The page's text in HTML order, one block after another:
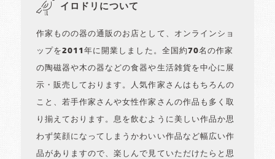
イロドリについて
作家ものの器の通販のお店として、オンラインショ
ップを2011年に開業しました。全国約70名の作家
の陶磁器や木の器などの食器や生活雑貨を中心に展
示・販売しております。人気作家さんはもちろんの
こと、若手作家さんや女性作家さんの作品も多く取
り揃えております。息を飲むように美しい作品か思
わず笑顔になってしまうかわいい作品など幅広い作
品がありますので、楽しんで見ていただけたらと思